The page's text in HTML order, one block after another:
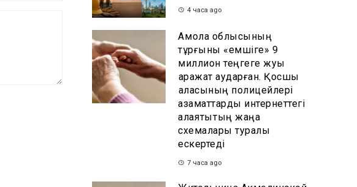
4 часа ago
Ақмола облысының
тұрғыны «емшіге» 9
миллион теңгеге жуық
қаражат аударған. Қосшы
қаласының полицейлері
азаматтарды интернеттегі
алаяқтықтың жаңа
схемалары туралы
ескертеді
7 часа ago